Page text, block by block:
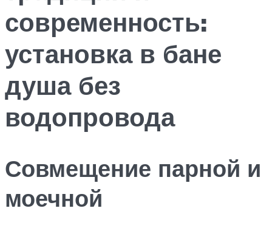
современность:
установка в бане
душа без
водопровода
Совмещение парной и
моечной